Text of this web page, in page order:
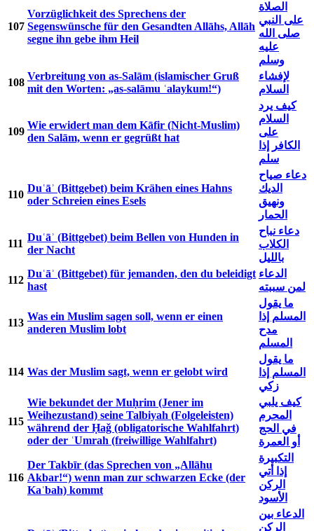
107
Vorzüglichkeit des Sprechens der
Segenswünsche für den Gesandten Allāhs, Allāh
segne ihn gebe ihm Heil
الصلاة
على النبي
صلى الله
عليه
وسلم
108
Verbreitung von as-Salām (islamischer Gruß
mit den Worten: „as-salāmu ʿalaykum!“)
لإفشاء
السلام
109
Wie erwidert man dem Kāfir (Nicht-Muslim)
den Salām, wenn er gegrüßt hat
كيف يرد
السلام
على
الكافر إذا
سلم
110
Duʿāʾ (Bittgebet) beim Krähen eines Hahns
oder Schreien eines Esels
دعاء صياح
الديك
ونهيق
الحمار
111
Duʿāʾ (Bittgebet) beim Bellen von Hunden in
der Nacht
دعاء نباح
الكلاب
بالليل
112
Duʿāʾ (Bittgebet) für jemanden, den du beleidigt
hast
الدعاء
لمن سببته
113
Was ein Muslim sagen soll, wenn er einen
anderen Muslim lobt
ما يقول
المسلم إذا
مدح
المسلم
114 Was der Muslim sagt, wenn er gelobt wird
ما يقول
المسلم إذا
زكي
115
Wie bekundet der Muḥrim (Jener im
Weihezustand) seine Talbiyah (Folgeleisten)
während der Ḥaǧ (obligatorische Wahlfahrt)
oder der ʿUmrah (freiwillige Wahlfahrt)
كيف يلبي
المحرم
في الحج
أو العمرة
116
Der Takbīr (das Sprechen von „Allāhu
Akbar!“) wenn man zur schwarzen Ecke (der
Kaʿbah) kommt
التكبيرة
إذا أتي
الركن
الأسود
الدعاء بين
الركن